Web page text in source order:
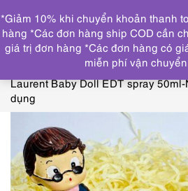
Trang chủ NƯỚC HOA
LAURENT, LANCOME, BURBERRY
Laurent Baby Doll EDT spray
dụng
*Giảm 10% khi chuyển khoản thanh
hàng *Các đơn hàng ship COD cần
giá trị đơn hàng *Các đơn hàng có
miễn phí vận